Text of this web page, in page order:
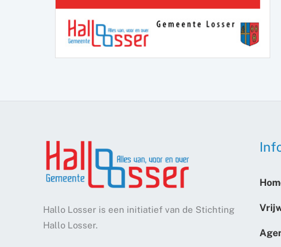
Hallo Losser is een initiatief van de Stichting
Hallo Losser.